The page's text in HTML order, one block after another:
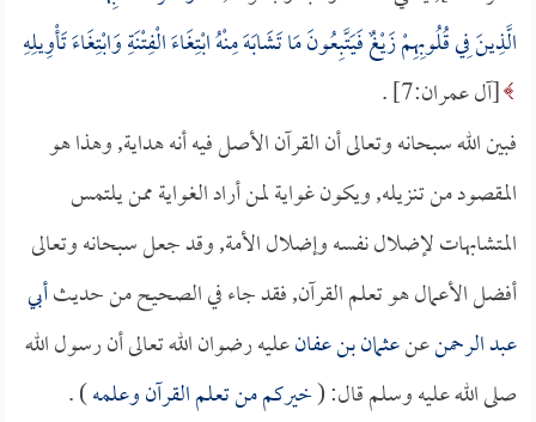
الَّذِينَ فِي قُلُوبِهِمْ زَيْغٌ فَيَتَّبِعُونَ مَا تَشَابَهَ مِنْهُ ابْتِغَاءَ الْفِتْنَةِ وَابْتِغَاءَ تَأْوِيلِهِ
[آل عمران:7] .
فبين الله سبحانه وتعالى أن القرآن الأصل فيه أنه هداية, وهذا هو
المقصود من تنزيله, ويكون غواية لمن أراد الغواية ممن يلتمس
المتشابهات لإضلال نفسه وإضلال الأمة, وقد جعل سبحانه وتعالى
أفضل الأعمال هو تعلم القرآن, فقد جاء في الصحيح من حديثأبي
عبد الرحمنعنعثمان بن عفانعليه رضوان الله تعالى أن رسول الله
صلى الله عليه وسلم قال: (خيركم من تعلم القرآن وعلمه) .